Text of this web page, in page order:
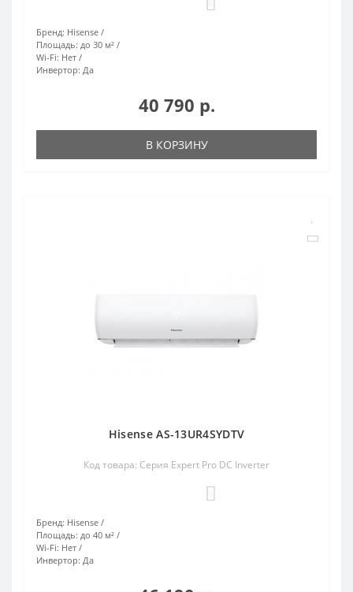
Бренд: Hisense
Площадь: до 30 м²
Wi-Fi: Нет
Инвертор: Да
40 790 р.
В КОРЗИНУ
Hisense AS-13UR4SYDTV
Код товара: Серия Expert Pro DC Inverter
Бренд: Hisense
Площадь: до 40 м²
Wi-Fi: Нет
Инвертор: Да